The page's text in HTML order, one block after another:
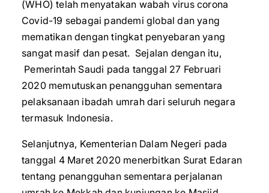
(WHO) telah menyatakan wabah virus corona
Covid-19 sebagai pandemi global dan yang
mematikan dengan tingkat penyebaran yang
sangat masif dan pesat. Sejalan dengan itu,
Pemerintah Saudi pada tanggal 27 Februari
2020 memutuskan penangguhan sementara
pelaksanaan ibadah umrah dari seluruh negara
termasuk Indonesia.
Selanjutnya, Kementerian Dalam Negeri pada
tanggal 4 Maret 2020 menerbitkan Surat Edaran
tentang penangguhan sementara perjalanan